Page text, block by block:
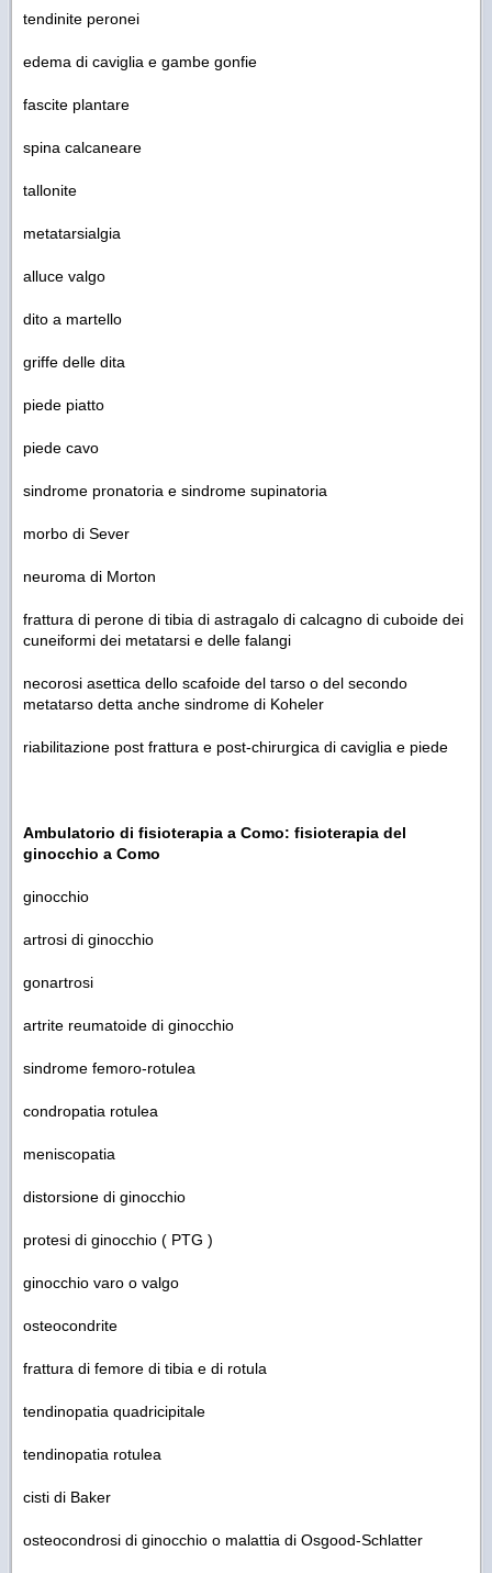
tendinite peronei
edema di caviglia e gambe gonfie
fascite plantare
spina calcaneare
tallonite
metatarsialgia
alluce valgo
dito a martello
griffe delle dita
piede piatto
piede cavo
sindrome pronatoria e sindrome supinatoria
morbo di Sever
neuroma di Morton
frattura di perone di tibia di astragalo di calcagno di cuboide dei
cuneiformi dei metatarsi e delle falangi
necorosi asettica dello scafoide del tarso o del secondo
metatarso detta anche sindrome di Koheler
riabilitazione post frattura e post-chirurgica di caviglia e piede
Ambulatorio di fisioterapia a Como: fisioterapia del
ginocchio a Como
ginocchio
artrosi di ginocchio
gonartrosi
artrite reumatoide di ginocchio
sindrome femoro-rotulea
condropatia rotulea
meniscopatia
distorsione di ginocchio
protesi di ginocchio ( PTG )
ginocchio varo o valgo
osteocondrite
frattura di femore di tibia e di rotula
tendinopatia quadricipitale
tendinopatia rotulea
cisti di Baker
osteocondrosi di ginocchio o malattia di Osgood-Schlatter